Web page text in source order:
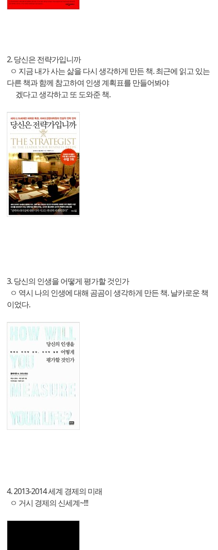
2. 당신은 전략가입니까
ㅇ 지금 내가 사는 삶을 다시 생각하게 만든 책. 최근에 읽고 있는
다른 책과 함께 참고하여 인생 계획표를 만들어봐야
겠다고 생각하고 또 도와준 책.
3. 당신의 인생을 어떻게 평가할 것인가
ㅇ 역시 나의 인생에 대해 곰곰이 생각하게 만든 책. 날카로운 책
이었다.
4. 2013-2014 세계 경제의 미래
ㅇ 거시 경제의 신세계~!!!